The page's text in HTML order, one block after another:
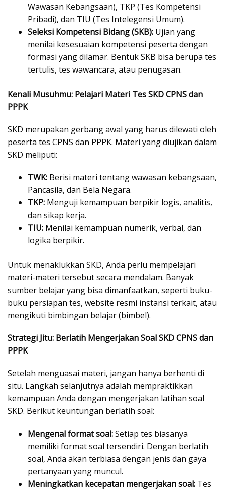
Wawasan Kebangsaan), TKP (Tes Kompetensi
Pribadi), dan TIU (Tes Intelegensi Umum).
Seleksi Kompetensi Bidang (SKB): Ujian yang
menilai kesesuaian kompetensi peserta dengan
formasi yang dilamar. Bentuk SKB bisa berupa tes
tertulis, tes wawancara, atau penugasan.
Kenali Musuhmu: Pelajari Materi Tes SKD CPNS dan
PPPK
SKD merupakan gerbang awal yang harus dilewati oleh
peserta tes CPNS dan PPPK. Materi yang diujikan dalam
SKD meliputi:
TWK: Berisi materi tentang wawasan kebangsaan,
Pancasila, dan Bela Negara.
TKP: Menguji kemampuan berpikir logis, analitis,
dan sikap kerja.
TIU: Menilai kemampuan numerik, verbal, dan
logika berpikir.
Untuk menaklukkan SKD, Anda perlu mempelajari
materi-materi tersebut secara mendalam. Banyak
sumber belajar yang bisa dimanfaatkan, seperti buku-
buku persiapan tes, website resmi instansi terkait, atau
mengikuti bimbingan belajar (bimbel).
Strategi Jitu: Berlatih Mengerjakan Soal SKD CPNS dan
PPPK
Setelah menguasai materi, jangan hanya berhenti di
situ. Langkah selanjutnya adalah mempraktikkan
kemampuan Anda dengan mengerjakan latihan soal
SKD. Berikut keuntungan berlatih soal:
Mengenal format soal:Setiap tes biasanya
memiliki format soal tersendiri. Dengan berlatih
soal, Anda akan terbiasa dengan jenis dan gaya
pertanyaan yang muncul.
Meningkatkan kecepatan mengerjakan soal: Tes